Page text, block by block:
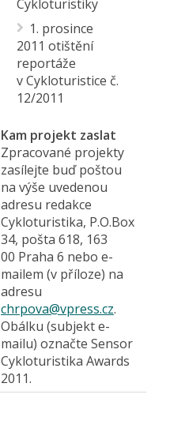
Cykloturistiky
1. prosince
2011 otištění
reportáže
v Cykloturistice č.
12/2011
Kam projekt zaslat
Zpracované projekty
zasílejte buď poštou
na výše uvedenou
adresu redakce
Cykloturistika, P.O.Box
34, pošta 618, 163
00 Praha 6 nebo e-
mailem (v příloze) na
adresu
chrpova@vpress.cz.
Obálku (subjekt e-
mailu) označte Sensor
Cykloturistika Awards
2011.